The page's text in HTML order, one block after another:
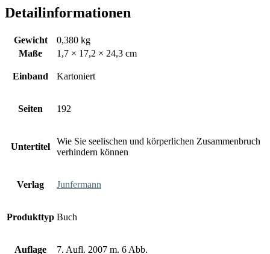
Detailinformationen
Gewicht
0,380 kg
Maße
1,7 × 17,2 × 24,3 cm
Einband Kartoniert
Seiten 192
Untertitel
Wie Sie seelischen und körperlichen Zusammenbruch
verhindern können
Verlag Junfermann
Produkttyp Buch
Auflage 7. Aufl. 2007 m. 6 Abb.